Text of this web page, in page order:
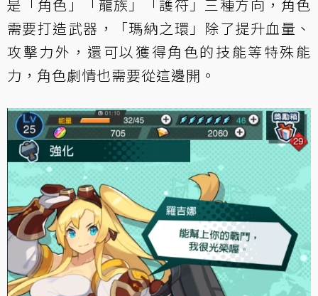
是「角色」「龍族」「護符」三種方向，角色
需要打造武器，「瑪納之環」除了提升血量、
攻擊力外，還可以獲得角色的技能等特殊能
力，角色劇情也需要從這邊開。